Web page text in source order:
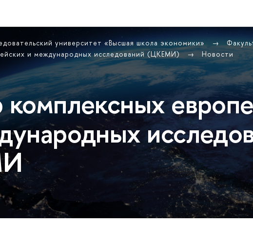
университет «Высшая школа экономики»
и международных исследований (ЦКЕМИ)
Новости